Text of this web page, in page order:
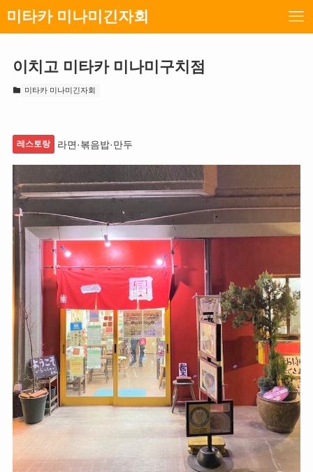
미타카 미나미긴자회
이치고 미타카 미나미구치점
미타카 미나미긴자회
레스토랑 라면·볶음밥·만두